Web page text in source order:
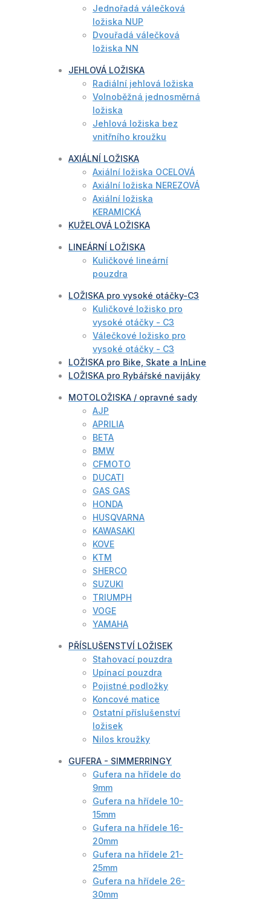
Jednořadá válečková
ložiska NUP
Dvouřadá válečková
ložiska NN
JEHLOVÁ LOŽISKA
Radiální jehlová ložiska
Volnoběžná jednosměrná
ložiska
Jehlová ložiska bez
vnitřního kroužku
AXIÁLNÍ LOŽISKA
Axiální ložiska OCELOVÁ
Axiální ložiska NEREZOVÁ
Axiální ložiska
KERAMICKÁ
KUŽELOVÁ LOŽISKA
LINEÁRNÍ LOŽISKA
Kuličkové lineární
pouzdra
LOŽISKA pro vysoké otáčky-C3
Kuličkové ložisko pro
vysoké otáčky - C3
Válečkové ložisko pro
vysoké otáčky - C3
LOŽISKA pro Bike, Skate a InLine
LOŽISKA pro Rybářské navijáky
MOTOLOŽISKA / opravné sady
AJP
APRILIA
BETA
BMW
CFMOTO
DUCATI
GAS GAS
HONDA
HUSQVARNA
KAWASAKI
KOVE
KTM
SHERCO
SUZUKI
TRIUMPH
VOGE
YAMAHA
PŘÍSLUŠENSTVÍ LOŽISEK
Stahovací pouzdra
Upínací pouzdra
Pojistné podložky
Koncové matice
Ostatní příslušenství
ložisek
Nilos kroužky
GUFERA - SIMMERRINGY
Gufera na hřídele do
9mm
Gufera na hřídele 10-
15mm
Gufera na hřídele 16-
20mm
Gufera na hřídele 21-
25mm
Gufera na hřídele 26-
30mm